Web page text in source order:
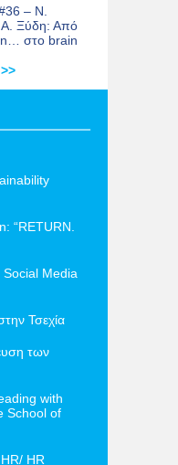
– Ν.
Α. Ξύδη: Από
στο brain
“RETURN.
Social Media
Τσεχία
των
with
School of
HR